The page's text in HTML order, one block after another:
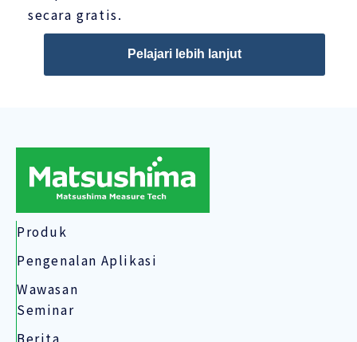
secara gratis.
Pelajari lebih lanjut
Produk
Pengenalan Aplikasi
Wawasan
Seminar
Berita